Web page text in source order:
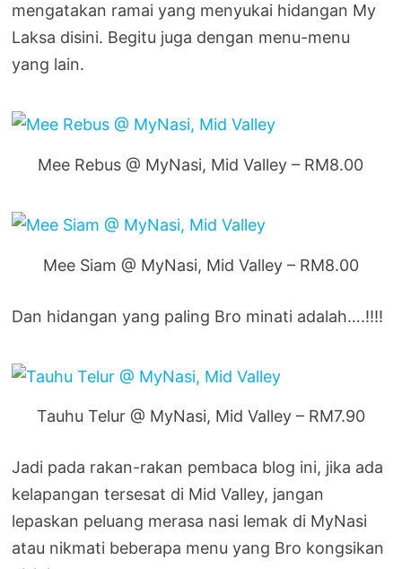
mengatakan ramai yang menyukai hidangan My
Laksa disini. Begitu juga dengan menu-menu
yang lain.
Mee Rebus @ MyNasi, Mid Valley – RM8.00
Mee Siam @ MyNasi, Mid Valley – RM8.00
Dan hidangan yang paling Bro minati adalah….!!!!
Tauhu Telur @ MyNasi, Mid Valley – RM7.90
Jadi pada rakan-rakan pembaca blog ini, jika ada
kelapangan tersesat di Mid Valley, jangan
lepaskan peluang merasa nasi lemak di MyNasi
atau nikmati beberapa menu yang Bro kongsikan